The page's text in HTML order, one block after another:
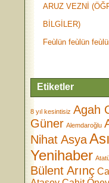
ARUZ VEZNİ
BİLGİLER)
Feùlün feùlün
Etiketler
8 yıl kesintisiz Agah
Güner Alemdaroğlu
Nihat Asya
Yenihaber
Bülent Arınç